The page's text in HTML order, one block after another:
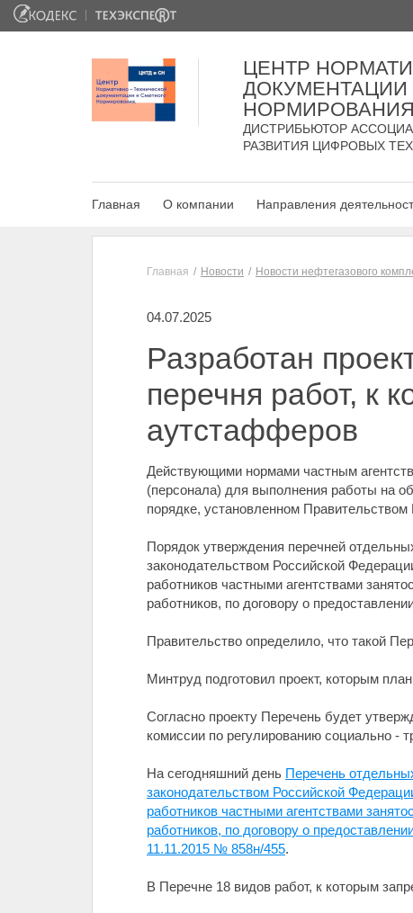
ЦЕНТР
НОРМИРОВАНИЯ
ДИСТРИБЬЮТОР
РАЗВИТИЯ ЦИФРОВЫХ
Главная О компании Направления
Главная Новости Новости нефтегазового
04.07.2025
Разработан
перечня работ, к
аутстафферов
Действующими нормами частным
(персонала) для выполнения работы на
порядке, установленном
Порядок утверждения перечней
законодательством Российской
работников частными агентствами
работников, по договору о
Правительство определило, что такой
Минтруд подготовил проект, которым
Согласно проекту Перечень будет
комиссии по регулированию социально -
На сегодняшний день Перечень
законодательством Российской
работников частными агентствами
работников, по договору о
11.11.2015 № 858н/455.
В Перечне 18 видов работ, к которым